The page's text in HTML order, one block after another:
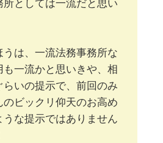
うは、一流法務事務所な
も一流かと思いきや、相
らいの提示で、前回のみ
のビックリ仰天のお高め
うな提示ではありません